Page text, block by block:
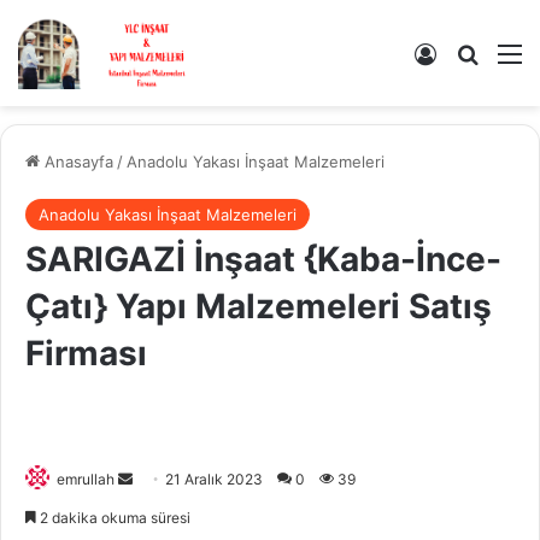
Kayıt Ol
Anasayfa / Anadolu Yakası İnşaat Malzemeleri
Anadolu Yakası İnşaat Malzemeleri
SARIGAZİ İnşaat {Kaba-İnce-
Çatı} Yapı Malzemeleri Satış
Firması
emrullah
Bir
21 Aralık 2023 0 39
2 dakika okuma süresi